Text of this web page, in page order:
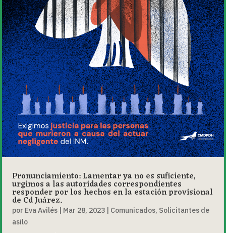
Pronunciamiento: Lamentar ya no es suficiente,
urgimos a las autoridades correspondientes
responder por los hechos en la estación provisional
de Cd Juárez.
por Eva Avilés | Mar 28, 2023 | Comunicados, Solicitantes de
asilo